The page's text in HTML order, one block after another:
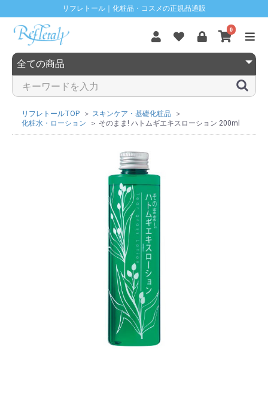
リフレトール｜化粧品・コスメの正規品通販
0
リフレトールTOP
スキンケア・基礎化粧品
化粧水・ローション
そのまま! ハトムギエキスローション 200ml